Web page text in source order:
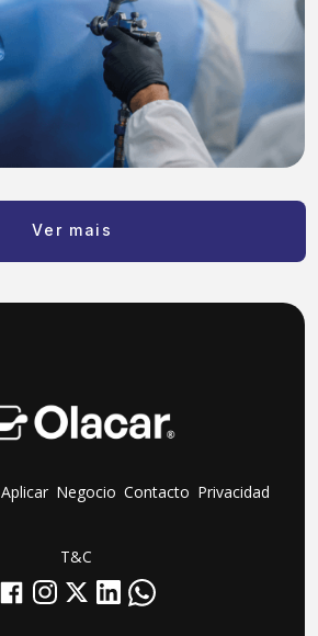
Ver mais
Aplicar Negocio Contacto Privacidad
T&C